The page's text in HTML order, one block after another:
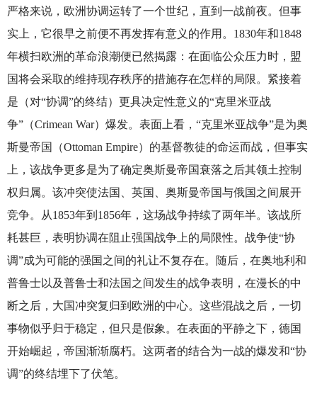
严格来说，欧洲协调运转了一个世纪，直到一战前夜。但事
实上，它很早之前便不再发挥有意义的作用。1830年和1848
年横扫欧洲的革命浪潮便已然揭露：在面临公众压力时，盟
国将会采取的维持现存秩序的措施存在怎样的局限。紧接着
是（对“协调”的终结）更具决定性意义的“克里米亚战
争”（Crimean War）爆发。表面上看，“克里米亚战争”是为奥
斯曼帝国（Ottoman Empire）的基督教徒的命运而战，但事实
上，该战争更多是为了确定奥斯曼帝国衰落之后其领土控制
权归属。该冲突使法国、英国、奥斯曼帝国与俄国之间展开
竞争。从1853年到1856年，这场战争持续了两年半。该战所
耗甚巨，表明协调在阻止强国战争上的局限性。战争使“协
调”成为可能的强国之间的礼让不复存在。随后，在奥地利和
普鲁士以及普鲁士和法国之间发生的战争表明，在漫长的中
断之后，大国冲突复归到欧洲的中心。这些混战之后，一切
事物似乎归于稳定，但只是假象。在表面的平静之下，德国
开始崛起，帝国渐渐腐朽。这两者的结合为一战的爆发和“协
调”的终结埋下了伏笔。